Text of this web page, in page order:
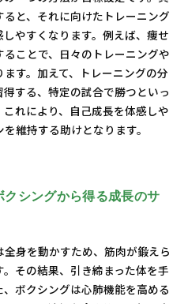
と、それに向けたトレーニング
やすくなります。例えば、痩せ
ことで、日々のトレーニングや
す。加えて、トレーニングの分
する、特定の試合で勝つといっ
れにより、自己成長を体感しや
維持する助けとなります。
シングから得る成長のサ
身を動かすため、筋肉が鍛えら
その結果、引き締まった体を手
ボクシングは心肺機能を高める